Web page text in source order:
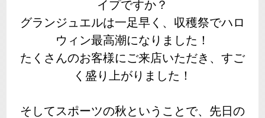
イプですか？
グランジュエルは一足早く、収穫祭でハロ
ウィン最高潮になりました！
たくさんのお客様にご来店いただき、すご
く盛り上がりました！
そしてスポーツの秋ということで、先日の